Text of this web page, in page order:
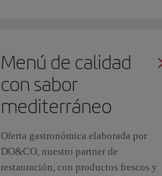
Menú de calidad
con sabor
mediterráneo
Oferta gastronómica elaborada por
DO&CO, nuestro partner de
restauración, con productos frescos y